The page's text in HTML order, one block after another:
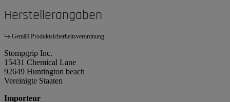
Herstellerangaben
Gemäß Produktsicherheitsverordnung
Stompgrip Inc.
15431 Chemical Lane
92649 Huntington beach
Vereinigte Staaten
Importeur